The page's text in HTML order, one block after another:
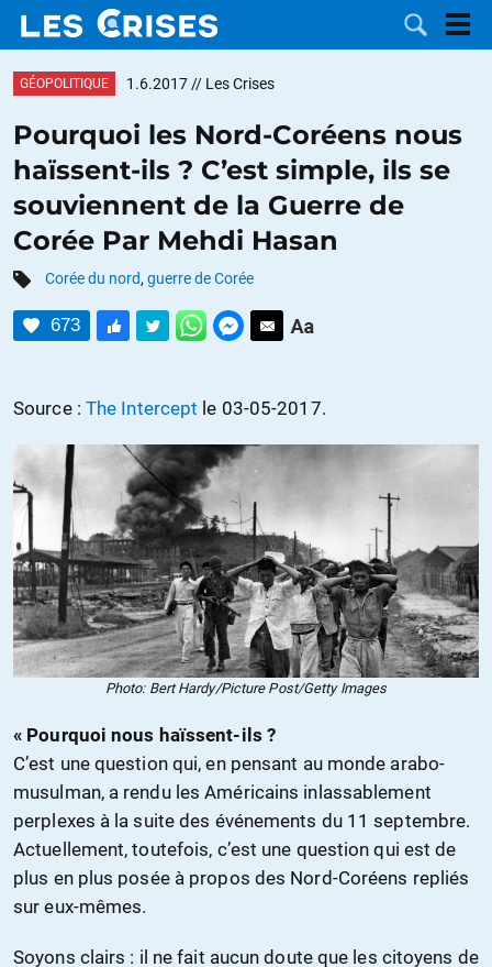
DOSSIERS
CATÉGORIES
CONTACTER
FAIRE UN
DON
GÉOPOLITIQUE 1.6.2017 // Les Crises
Pourquoi les Nord-Coréens nous
haïssent-ils ? C’est simple, ils se
souviennent de la Guerre de
Corée Par Mehdi Hasan
Corée du nord, guerre de Corée
673
Source : The Intercept le 03-05-2017.
Photo: Bert Hardy/Picture Post/Getty Images
« Pourquoi nous haïssent-ils ?
C’est une question qui, en pensant au monde arabo-
musulman, a rendu les Américains inlassablement
perplexes à la suite des événements du 11 septembre.
Actuellement, toutefois, c’est une question qui est de
plus en plus posée à propos des Nord-Coréens repliés
sur eux-mêmes.
Soyons clairs : il ne fait aucun doute que les citoyens de